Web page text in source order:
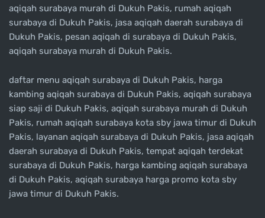
aqiqah surabaya murah di Dukuh Pakis, rumah aqiqah
surabaya di Dukuh Pakis, jasa aqiqah daerah surabaya di
Dukuh Pakis, pesan aqiqah di surabaya di Dukuh Pakis,
aqiqah surabaya murah di Dukuh Pakis.
daftar menu aqiqah surabaya di Dukuh Pakis, harga
kambing aqiqah surabaya di Dukuh Pakis, aqiqah surabaya
siap saji di Dukuh Pakis, aqiqah surabaya murah di Dukuh
Pakis, rumah aqiqah surabaya kota sby jawa timur di Dukuh
Pakis, layanan aqiqah surabaya di Dukuh Pakis, jasa aqiqah
daerah surabaya di Dukuh Pakis, tempat aqiqah terdekat
surabaya di Dukuh Pakis, harga kambing aqiqah surabaya
di Dukuh Pakis, aqiqah surabaya harga promo kota sby
jawa timur di Dukuh Pakis.